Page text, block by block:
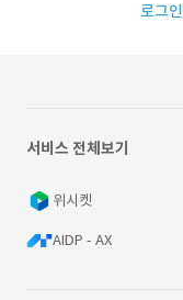
로그인
서비스 전체보기
위시켓
AIDP - AX